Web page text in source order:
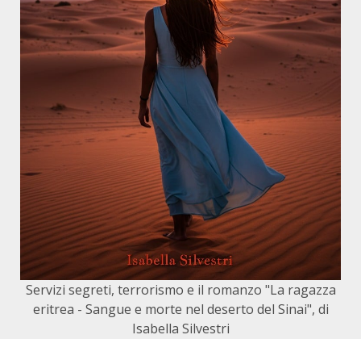
Servizi segreti, terrorismo e il romanzo "La ragazza
eritrea - Sangue e morte nel deserto del Sinai", di
Isabella Silvestri